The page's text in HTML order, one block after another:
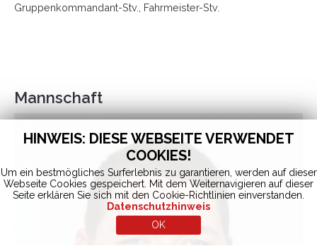
Gruppenkommandant-Stv., Fahrmeister-Stv.
Mannschaft
HINWEIS: DIESE WEBSEITE VERWENDET
COOKIES!
Um ein bestmögliches Surferlebnis zu garantieren, werden auf dieser
Webseite Cookies gespeichert. Mit dem Weiternavigieren auf dieser
Seite erklären Sie sich mit den Cookie-Richtlinien einverstanden.
Datenschutzhinweis
OK